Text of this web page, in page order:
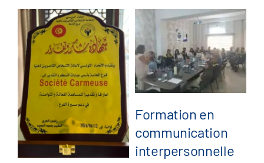
Formation en
communication
interpersonnelle